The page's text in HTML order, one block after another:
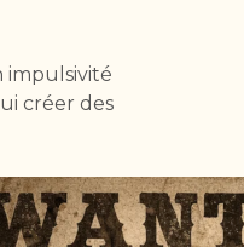
impulsivité
créer des